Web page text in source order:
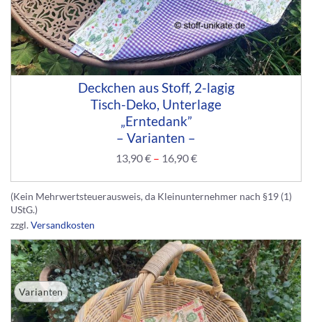
Deckchen aus Stoff, 2-lagig
Tisch-Deko, Unterlage
„Erntedank”
– Varianten –
13,90€– 16,90€
(Kein Mehrwertsteuerausweis, da Kleinunternehmer nach §19 (1)
UStG.)
zzgl.Versandkosten
Varianten